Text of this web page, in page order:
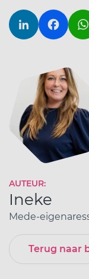
LinkedIn
AUTEUR:
Ineke
Mede-
Terug naar